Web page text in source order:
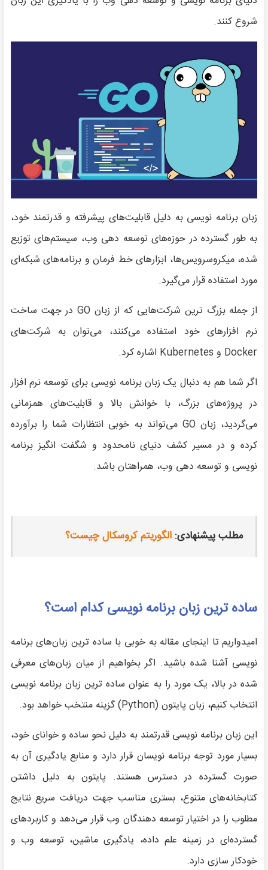
شروع کنند.
زبان برنامه نویسی به دلیل قابلیت‌های پیشرفته و قدرتمند خود،
به طور گسترده در حوزه‌های توسعه دهی وب، سیستم‌های توزیع
شده، میکروسرویس‌ها، ابزارهای خط فرمان و برنامه‌های شبکه‌ای
مورد استفاده قرار می‌گیرد.
از جمله بزرگ ترین شرکت‌هایی که از زبان GO در جهت ساخت
نرم افزارهای خود استفاده می‌کنند، می‌توان به شرکت‌های
Docker و Kubernetes اشاره کرد.
اگر شما هم به دنبال یک زبان برنامه نویسی برای توسعه نرم افزار
در پروژه‌های بزرگ، با خوانش بالا و قابلیت‌های همزمانی
می‌گردید، زبان GO می‌تواند به خوبی انتظارات شما را برآورده
کرده و در مسیر کشف دنیای نامحدود و شگفت انگیز برنامه
نویسی و توسعه دهی وب، همراهتان باشد.
مطلب پیشنهادی: الگوریتم کروسکال چیست؟
ساده ترین زبان برنامه نویسی کدام است؟
امیدواریم تا اینجای مقاله به خوبی با ساده ترین زبان‌های برنامه
نویسی آشنا شده باشید. اگر بخواهیم از میان زبان‌های معرفی
شده در بالا، یک مورد را به عنوان ساده ترین زبان برنامه نویسی
انتخاب کنیم، زبان پایتون (Python) گزینه منتخب خواهد بود.
این زبان برنامه نویسی قدرتمند به دلیل نحو ساده و خوانای خود،
بسیار مورد توجه برنامه نویسان قرار دارد و منابع یادگیری آن به
صورت گسترده در دسترس هستند. پایتون به دلیل داشتن
کتابخانه‌های متنوع، بستری مناسب جهت دریافت سریع نتایج
مطلوب را در اختیار توسعه دهندگان وب قرار می‌دهد و کاربردهای
گسترده‌ای در زمینه علم داده، یادگیری ماشین، توسعه وب و
خودکار سازی دارد.